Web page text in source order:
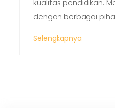
kualitas pendidikan.
dengan berbagai
menciptakan
Selengkapnya